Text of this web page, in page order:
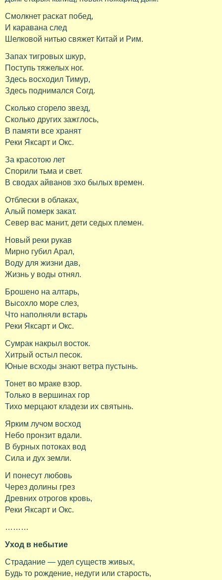
Смолкнет раскат побед,
И каравана след
Шелковой нитью свяжет Китай и Рим.
Запах тигровых шкур,
Поступь тяжелых ног.
Здесь восходил Тимур,
Здесь поднимался Согд.
Сколько сгорело звезд,
Сколько других зажглось,
В памяти все хранят
Реки Яксарт и Окс.
За красотою лет
Спорили тьма и свет.
В сводах айванов эхо былых времен.
Отблески в облаках,
Алый померк закат.
Север вас манит, дети седых племен.
Новый реки рукав
Мирно губил Арал,
Воду для жизни дав,
Жизнь у воды отнял.
Брошено на алтарь,
Высохло море слез,
Что наполняли встарь
Реки Яксарт и Окс.
Сумрак накрыл восток.
Хитрый остыл песок.
Юные всходы знают ветра пустынь.
Тонет во мраке взор.
Только в вершинах гор
Тихо мерцают кладези их святынь.
Ярким лучом восход
Небо пронзит вдали.
В бурных потоках вод
Сила и дух земли.
И понесут любовь
Через долины грез
Древних отрогов кровь,
Реки Яксарт и Окс.
………
Уход в небытие
Страдание — удел существ живых,
Будь то рождение, недуги или старость,